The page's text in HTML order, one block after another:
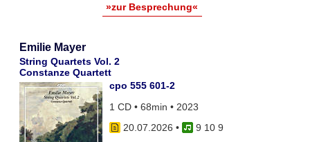
»zur Besprechung«
Emilie Mayer
String Quartets Vol. 2
Constanze Quartett
cpo 555 601-2
1 CD • 68min • 2023
20.07.2026 •
9 10 9